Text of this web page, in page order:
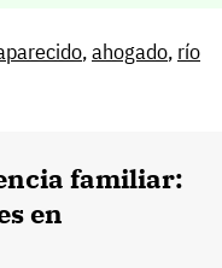
,ahogado, río
familiar:
en